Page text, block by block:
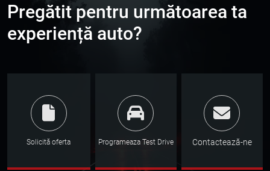
Pregătit pentru următoarea ta
experiență auto?
Solicită oferta Programeaza Test Drive Contactează-ne